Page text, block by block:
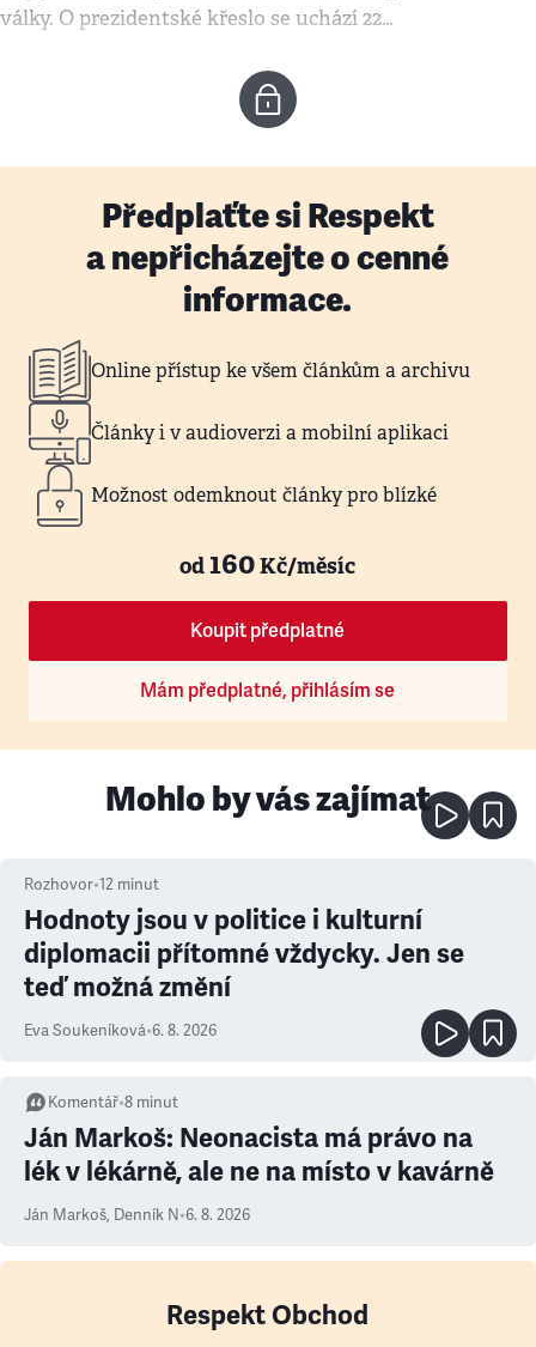
války. O prezidentské křeslo se uchází 22…
Předplaťte si Respekt
a nepřicházejte o cenné
informace.
Online přístup ke všem článkům a archivu
Články i v audioverzi a mobilní aplikaci
Možnost odemknout články pro blízké
od160Kč/měsíc
Koupit předplatné
Mám předplatné, přihlásím se
Mohlo by vás zajímat
Rozhovor•12 minut
Hodnoty jsou v politice i kulturní
diplomacii přítomné vždycky. Jen se
teď možná změní
Eva Soukeníková•6. 8. 2026
Komentář•8 minut
Ján Markoš: Neonacista má právo na
lék v lékárně, ale ne na místo v kavárně
Ján Markoš, Denník N•6. 8. 2026
Respekt Obchod